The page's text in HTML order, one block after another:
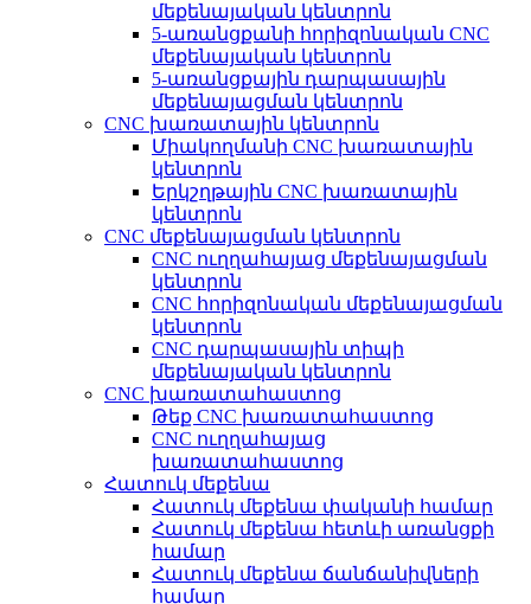
մեքենայական կենտրոն
5-առանցքանի հորիզոնական CNC
մեքենայական կենտրոն
5-առանցքային դարպասային
մեքենայացման կենտրոն
CNC խառատային կենտրոն
Միակողմանի CNC խառատային
կենտրոն
Երկշղթային CNC խառատային
կենտրոն
CNC մեքենայացման կենտրոն
CNC ուղղահայաց մեքենայացման
կենտրոն
CNC հորիզոնական մեքենայացման
կենտրոն
CNC դարպասային տիպի
մեքենայական կենտրոն
CNC խառատահաստոց
Թեք CNC խառատահաստոց
CNC ուղղահայաց
խառատահաստոց
Հատուկ մեքենա
Հատուկ մեքենա փականի համար
Հատուկ մեքենա հետևի առանցքի
համար
Հատուկ մեքենա ճանճանիվների
համար